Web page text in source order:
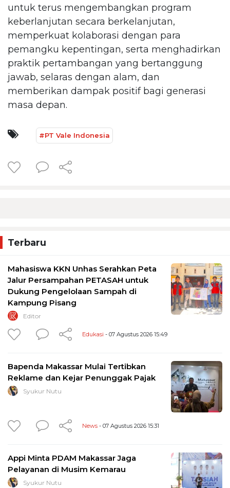
untuk terus mengembangkan program
keberlanjutan secara berkelanjutan,
memperkuat kolaborasi dengan para
pemangku kepentingan, serta menghadirkan
praktik pertambangan yang bertanggung
jawab, selaras dengan alam, dan
memberikan dampak positif bagi generasi
masa depan.
#PT Vale Indonesia
Terbaru
Mahasiswa KKN Unhas Serahkan Peta
Jalur Persampahan PETASAH untuk
Dukung Pengelolaan Sampah di
Kampung Pisang
Editor
Edukasi - 07 Agustus 2026 15:49
Bapenda Makassar Mulai Tertibkan
Reklame dan Kejar Penunggak Pajak
Syukur Nutu
News - 07 Agustus 2026 15:31
Appi Minta PDAM Makassar Jaga
Pelayanan di Musim Kemarau
Syukur Nutu